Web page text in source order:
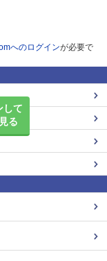
へのログインが必要で
して
る